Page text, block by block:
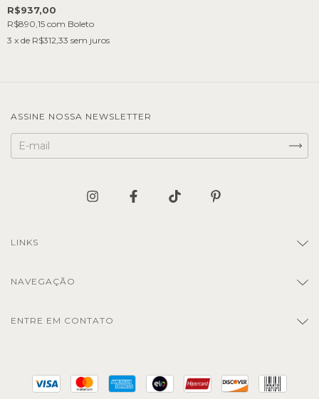
R$937,00
R$890,15 com Boleto
3 x de R$312,33 sem juros
ASSINE NOSSA NEWSLETTER
LINKS
NAVEGAÇÃO
ENTRE EM CONTATO